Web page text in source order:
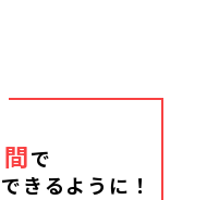
で
きるように！